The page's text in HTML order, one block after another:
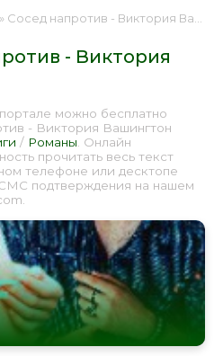
» Сосед напротив - Виктория Вашингтон 📕 - Книга онлайн бесплатно
- Виктория
можно бесплатно
- Виктория Вашингтон
/ Романы . Онлайн
прочитать весь текст
телефоне или десктопе
подтверждения на нашем